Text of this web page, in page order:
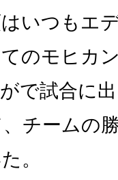
いつもエ
のモヒカ
で試合に
チームの
。